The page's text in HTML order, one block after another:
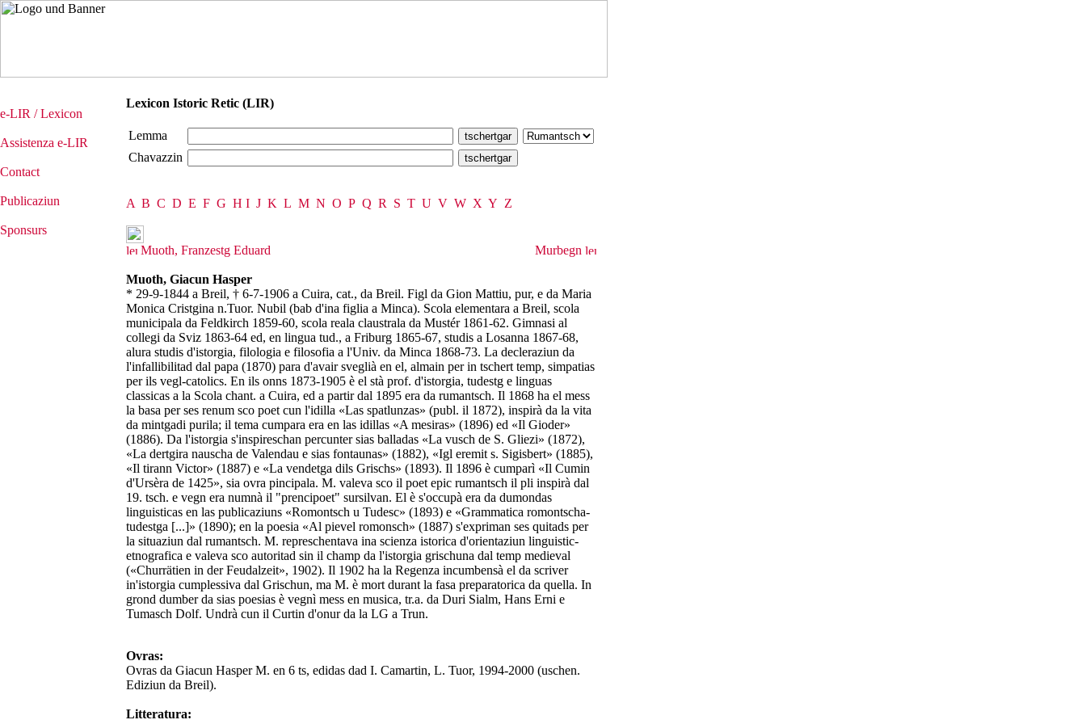
e-LIR / Lexicon
Assistenza e-LIR
Contact
Publicaziun
Sponsurs
Lexicon Istoric Retic (LIR)
Lemma
Chavazzin
A B C D E F G H I J K L M N O P Q R S T U V W X Y Z
Muoth, Franzestg Eduard Murbegn
Muoth, Giacun Hasper
* 29-9-1844 a Breil, † 6-7-1906 a Cuira, cat., da Breil. Figl da Gion Mattiu, pur, e da Maria
Monica Cristgina n.Tuor. Nubil (bab d'ina figlia a Minca). Scola elementara a Breil, scola
municipala da Feldkirch 1859-60, scola reala claustrala da Mustér 1861-62. Gimnasi al
collegi da Sviz 1863-64 ed, en lingua tud., a Friburg 1865-67, studis a Losanna 1867-68,
alura studis d'istorgia, filologia e filosofia a l'Univ. da Minca 1868-73. La decleraziun da
l'infallibilitad dal papa (1870) para d'avair sveglià en el, almain per in tschert temp, simpatias
per ils vegl-catolics. En ils onns 1873-1905 è el stà prof. d'istorgia, tudestg e linguas
classicas a la Scola chant. a Cuira, ed a partir dal 1895 era da rumantsch. Il 1868 ha el mess
la basa per ses renum sco poet cun l'idilla «Las spatlunzas» (publ. il 1872), inspirà da la vita
da mintgadi purila; il tema cumpara era en las idillas «A mesiras» (1896) ed «Il Gioder»
(1886). Da l'istorgia s'inspireschan percunter sias balladas «La vusch de S. Gliezi» (1872),
«La dertgira nauscha de Valendau e sias fontaunas» (1882), «Igl eremit s. Sigisbert» (1885),
«Il tirann Victor» (1887) e «La vendetga dils Grischs» (1893). Il 1896 è cumparì «Il Cumin
d'Ursèra de 1425», sia ovra pincipala. M. valeva sco il poet epic rumantsch il pli inspirà dal
19. tsch. e vegn era numnà il "prencipoet" sursilvan. El è s'occupà era da dumondas
linguisticas en las publicaziuns «Romontsch u Tudesc» (1893) e «Grammatica romontscha-
tudestga [...]» (1890); en la poesia «Al pievel romonsch» (1887) s'expriman ses quitads per
la situaziun dal rumantsch. M. represchentava ina scienza istorica d'orientaziun linguistic-
etnografica e valeva sco autoritad sin il champ da l'istorgia grischuna dal temp medieval
(«Churrätien in der Feudalzeit», 1902). Il 1902 ha la Regenza incumbensà el da scriver
in'istorgia cumplessiva dal Grischun, ma M. è mort durant la fasa preparatorica da quella. In
grond dumber da sias poesias è vegnì mess en musica, tr.a. da Duri Sialm, Hans Erni e
Tumasch Dolf. Undrà cun il Curtin d'onur da la LG a Trun.
Ovras:
Ovras da Giacun Hasper M. en 6 ts, edidas dad I. Camartin, L. Tuor, 1994-2000 (uschen.
Ediziun da Breil).
Litteratura: